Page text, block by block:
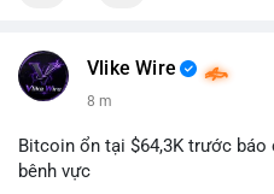
Vlike Wire
8 m
Bitcoin ổn tại $64,3K trước
bênh vực